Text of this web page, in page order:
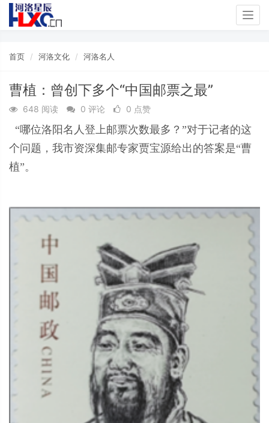
首页 河洛文化 河洛名人
曹植：曾创下多个“中国邮票之最”
648 阅读 0 评论 0 点赞
“哪位洛阳名人登上邮票次数最多？”对于记者的这
个问题，我市资深集邮专家贾宝源给出的答案是“曹
植”。